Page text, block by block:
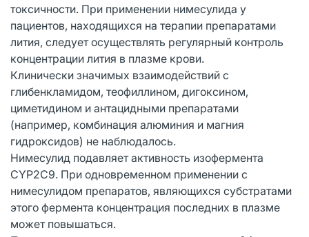
токсичности. При применении нимесулида у
пациентов, находящихся на терапии препаратами
лития, следует осуществлять регулярный контроль
концентрации лития в плазме крови.
Клинически значимых взаимодействий с
глибенкламидом, теофиллином, дигоксином,
циметидином и антацидными препаратами
(например, комбинация алюминия и магния
гидроксидов) не наблюдалось.
Нимесулид подавляет активность изофермента
CYP2C9. При одновременном применении с
нимесулидом препаратов, являющихся субстратами
этого фермента концентрация последних в плазме
может повышаться.